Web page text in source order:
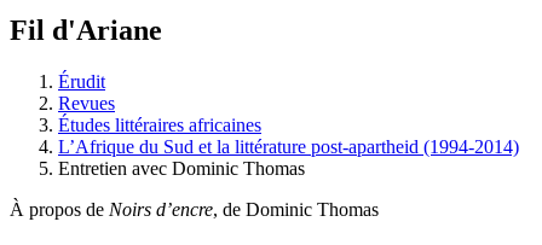
Fil d'Ariane
Érudit
Revues
Études littéraires africaines
L’Afrique du Sud et la littérature post-apartheid (1994-2014)
Entretien avec Dominic Thomas
À propos de Noirs d’encre, de Dominic Thomas